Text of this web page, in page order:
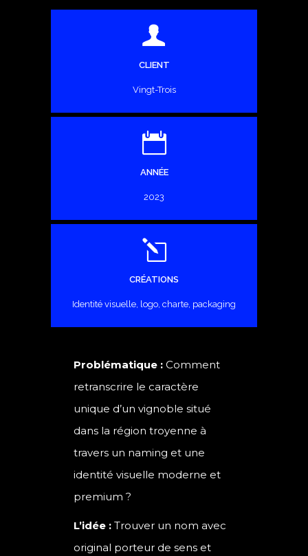
CLIENT
Vingt-Trois
ANNÉE
2023
CRÉATIONS
Identité visuelle, logo, charte, packaging
Problématique : Comment
retranscrire le caractère
unique d’un vignoble situé
dans la région troyenne à
travers un naming et une
identité visuelle moderne et
premium ?
L’idée : Trouver un nom avec
original porteur de sens et